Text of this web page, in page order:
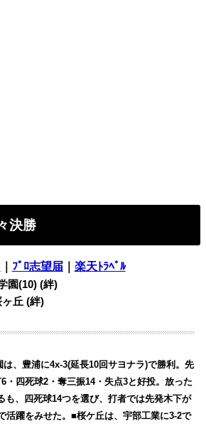
決勝
ﾌﾟﾛ志望届｜ 楽天ﾄﾗﾍﾞﾙ
園(10) (絆)
ヶ丘 (絆)
は、豊浦に4x-3(延長10回サヨナラ)で勝利。先
・四死球2・奪三振14・失点3と好投。放った
も、四死球14つを選び、打者では先発木下が
活躍をみせた。■桜ケ丘は、宇部工業に3-2で